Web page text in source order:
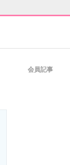
会員記事